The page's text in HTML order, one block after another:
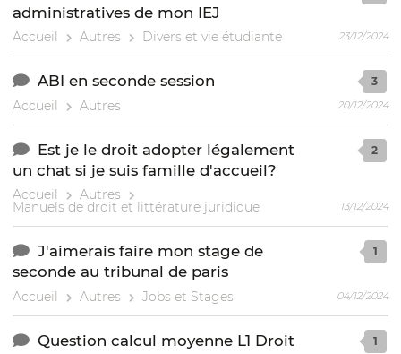
administratives de mon IEJ
Accueil Autres Divers et vie étudiante 23/12/2024
ABI en seconde session
Accueil Autres
3
20/12/2024
Est je le droit adopter légalement
un chat si je suis famille d'accueil?
Accueil Autres
Manuels de droit et littérature juridique
2
13/12/2024
J'aimerais faire mon stage de
seconde au tribunal de paris
Accueil Autres Jobs et Stages
1
04/12/2024
Question calcul moyenne L1 Droit 1